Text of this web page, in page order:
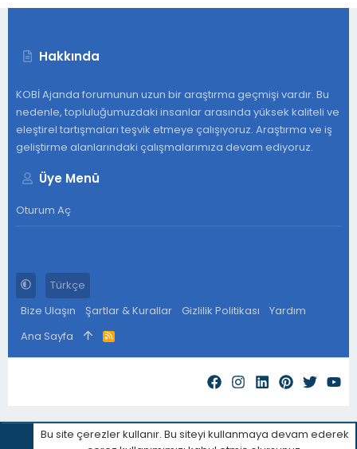
Hakkında
KOBİ Ajanda forumunun uzun bir araştırma geçmişi vardır. Bu
nedenle, topluluğumuzdaki insanlar arasında yüksek kaliteli ve
eleştirel tartışmaları teşvik etmeye çalışıyoruz. Araştırma ve iş
geliştirme alanlarındaki çalışmalarımıza devam ediyoruz.
Üye Menü
Oturum Aç
Türkçe
Bize Ulaşın
Şartlar & Kurallar Gizlilik Politikası
Yardım
Ana Sayfa
R
S
S
Bu site çerezler kullanır. Bu siteyi kullanmaya devam ederek